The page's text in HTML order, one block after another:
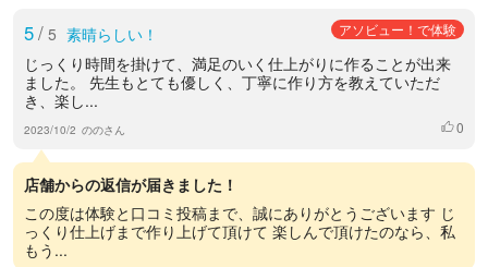
5/ 5 素晴らしい！ アソビュー！で体験
じっくり時間を掛けて、満足のいく仕上がりに作ることが出来
ました。 先生もとても優しく、丁寧に作り方を教えていただ
き、楽し...
2023/10/2 ののさん いいね
0
店舗からの返信が届きました！
この度は体験と口コミ投稿まで、誠にありがとうございます じ
っくり仕上げまで作り上げて頂けて 楽しんで頂けたのなら、私
もう...